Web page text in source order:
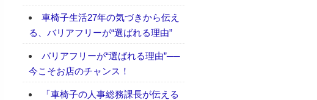
車椅子生活27年の気づきから伝え
る、バリアフリーが“選ばれる理由”
バリアフリーが“選ばれる理由”──
今こそお店のチャンス！
「車椅子の人事総務課長が伝える